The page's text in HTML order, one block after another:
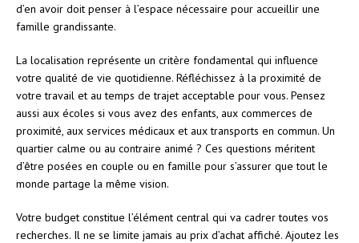
d’en avoir doit penser à l’espace nécessaire pour accueillir une
famille grandissante.
La localisation représente un critère fondamental qui influence
votre qualité de vie quotidienne. Réfléchissez à la proximité de
votre travail et au temps de trajet acceptable pour vous. Pensez
aussi aux écoles si vous avez des enfants, aux commerces de
proximité, aux services médicaux et aux transports en commun. Un
quartier calme ou au contraire animé ? Ces questions méritent
d’être posées en couple ou en famille pour s’assurer que tout le
monde partage la même vision.
Votre budget constitue l’élément central qui va cadrer toutes vos
recherches. Il ne se limite jamais au prix d’achat affiché. Ajoutez les